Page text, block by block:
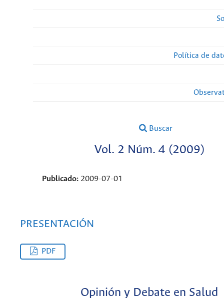
Política de
Buscar
Vol. 2 Núm. 4 (2009)
Publicado: 2009-07-01
PRESENTACIÓN
PDF
Opinión y Debate en Salud